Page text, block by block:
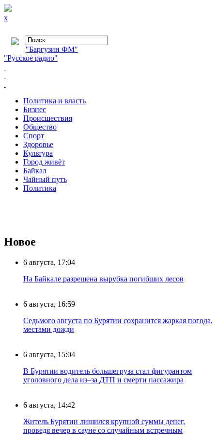
x
"Баргузин ФМ"
"Русское радио"
Политика и власть
Бизнес
Происшествия
Общество
Cпорт
Здоровье
Культура
Город живёт
Байкал
Чайный путь
Политика
Новое
6 августа, 17:04
На Байкале разрешена вырубка погибших лесов
6 августа, 16:59
Седьмого августа по Бурятии сохранится жаркая погода,
местами дожди
6 августа, 15:04
В Бурятии водитель большегруза стал фигурантом
уголовного дела из–за ДТП и смерти пассажира
6 августа, 14:42
Житель Бурятии лишился крупной суммы денег,
проведя вечер в сауне со случайным встречным